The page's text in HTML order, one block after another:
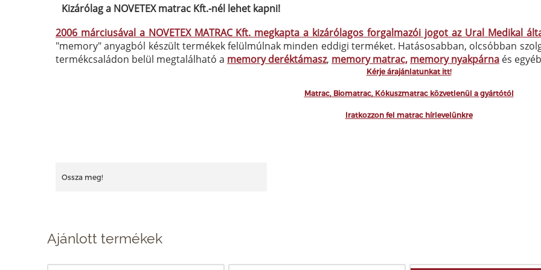
Kizárólag a NOVETEX matrac Kft.-nél lehet kapni!
2006 márciusával a NOVETEX MATRAC Kft. megkapta a kizárólagos forgalmazói jogot az Ural Medikal
"memory" anyagból készült termékek felülmúlnak minden eddigi terméket. Hatásosabban, olcsóbban
termékcsaládon belül megtalálható a memory deréktámasz, memory matrac, memory nyakpárna és
Kérje árajánlatunkat itt!
Matrac, Biomatrac, Kókuszmatrac közvetlenül a gyártótól
Iratkozzon fel matrac hírlevelünkre
Ossza meg!
Ajánlott termékek